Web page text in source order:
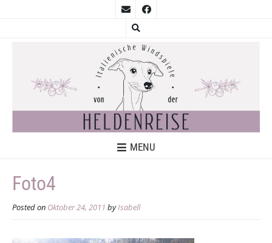
MENU
Foto4
Posted on Oktober 24, 2011 byIsabell